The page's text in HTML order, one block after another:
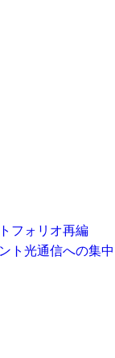
フォリオ再編
ト光通信への集中